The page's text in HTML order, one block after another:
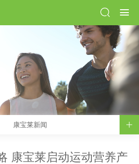
康宝莱新闻
康宝莱启动运动营养产